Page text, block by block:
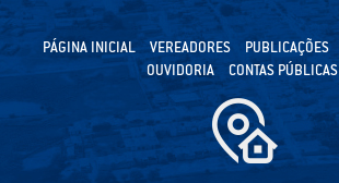
PÁGINA INICIAL VEREADORES PUBLICAÇÕES
OUVIDORIA
CONTAS PÚBLICAS